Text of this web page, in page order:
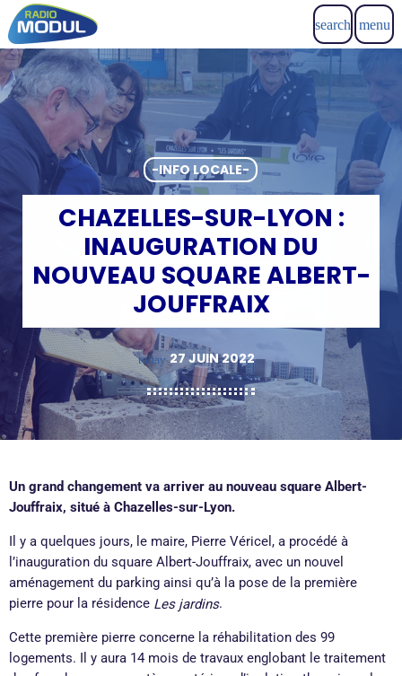
search menu
-INFO LOCALE-
CHAZELLES-SUR-LYON :
INAUGURATION DU
NOUVEAU SQUARE ALBERT-
JOUFFRAIX
today 27 JUIN 2022
Un grand changement va arriver au nouveau square Albert-
Jouffraix, situé à Chazelles-sur-Lyon.
Il y a quelques jours, le maire, Pierre Véricel, a procédé à
l’inauguration du square Albert-Jouffraix, avec un nouvel
aménagement du parking ainsi qu’à la pose de la première
pierre pour la résidence Les jardins.
Cette première pierre concerne la réhabilitation des 99
logements.
Il y aura 14 mois de travaux englobant le traitement